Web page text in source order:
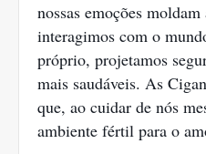
nossas emoções
interagimos com o
próprio, projetamos
mais saudáveis. As
que, ao cuidar de nós
ambiente fértil para o